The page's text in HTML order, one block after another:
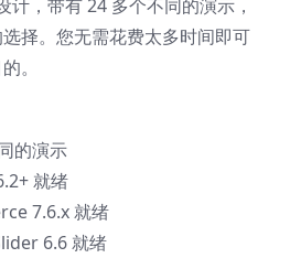
计，带有 24 多个不同的演示，
择。您无需花费太多时间即可
。
的演示
就绪
7.6.x 就绪
6.6 就绪